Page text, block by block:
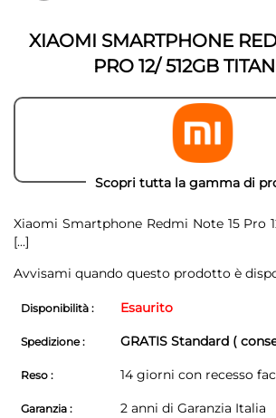
immagini
XIAOMI SMARTPHONE
PRO 12/ 512GB
Scopri tutta la gamma di
Xiaomi Smartphone Redmi Note 15 Pro
[...]
Avvisami quando questo prodotto è
Disponibilità : Esaurito
Spedizione : GRATIS Standard (
Reso : 14 giorni con recesso
Garanzia : 2 anni di Garanzia Italia